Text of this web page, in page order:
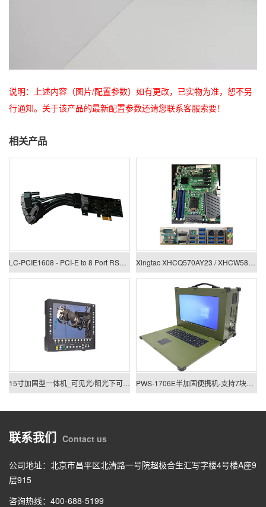
说明：上述内容（图片/配置参数）如有更改，已实物为准，恕不另
行通知。关于该产品的最新配置参数还请您联系客服索要！
相关产品
LC-PCIE1608 - PCI-E to 8 Port RS422/485 Low Profile Card Xingtac XHCQ570AY23 / XHCW580AY23
15寸加固型一体机_可见光/阳光下可视一体机 PWS-1706E半加固便携机-支持7块PCIE/PCI板卡扩展
联系我们 Contact us
公司地址：北京市昌平区北清路一号院超极合生汇写字楼4号楼A座9
层915
咨询热线：400-688-5199